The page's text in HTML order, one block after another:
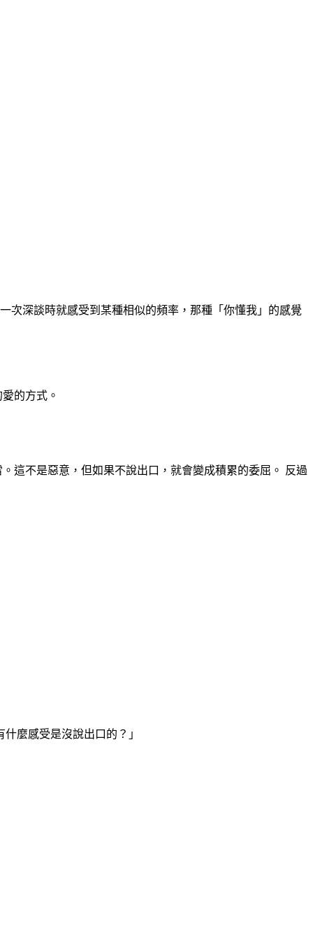
次深談時就感受到某種相似的頻率，那種「你懂我」的感覺
的方式。
不是惡意，但如果不說出口，就會變成積累的委屈。 反過
麼感受是沒說出口的？」